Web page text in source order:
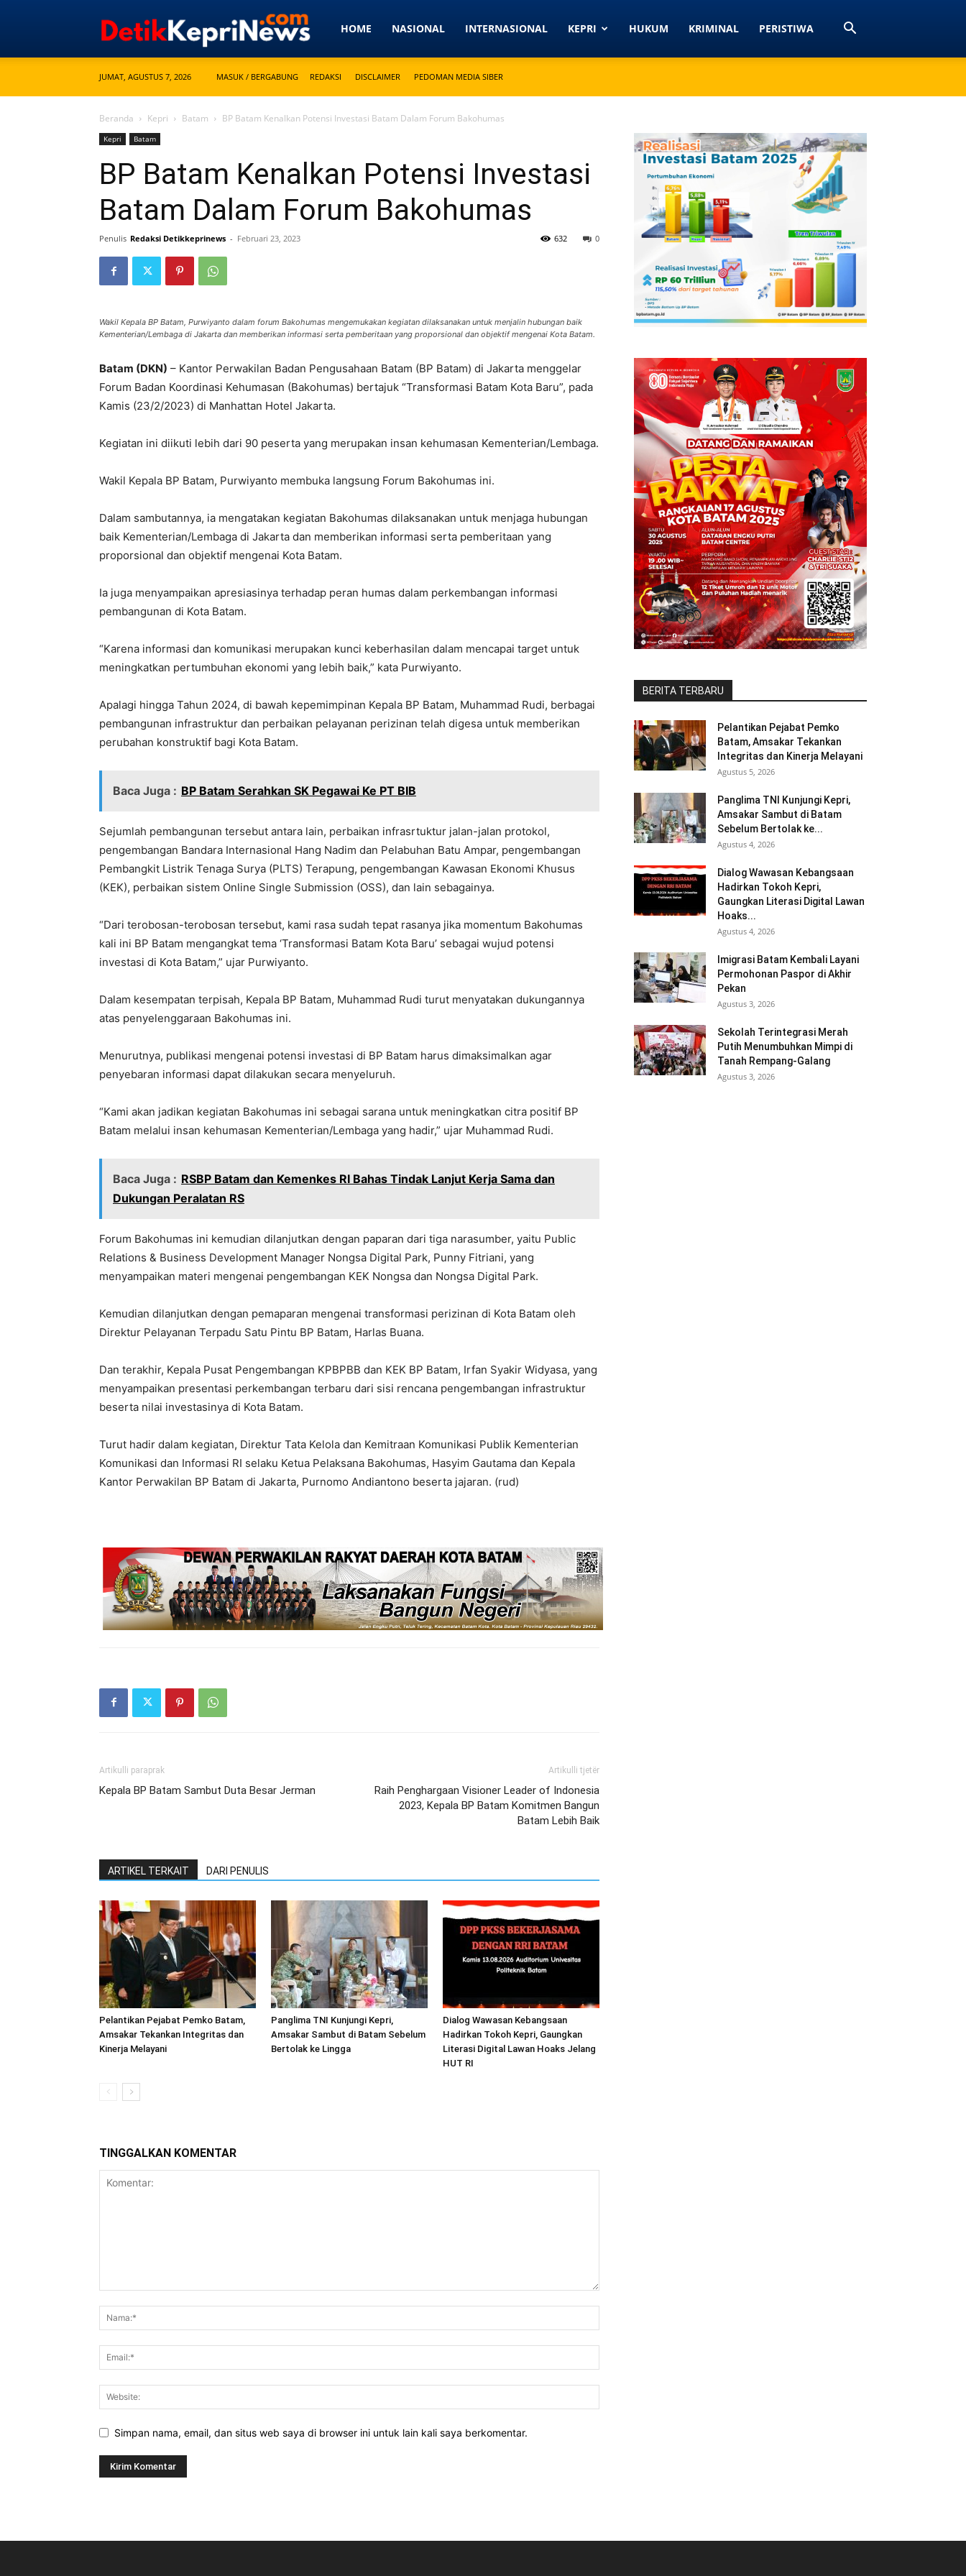
Detikkeprinews.com
HOME NASIONAL INTERNASIONAL KEPRI HUKUM KRIMINAL PERISTIWA
JUMAT, AGUSTUS 7, 2026 MASUK / BERGABUNG REDAKSI DISCLAIMER PEDOMAN MEDIA SIBER
Beranda Kepri Batam BP Batam Kenalkan Potensi Investasi Batam Dalam Forum Bakohumas
Kepri Batam
BP Batam Kenalkan Potensi Investasi
Batam Dalam Forum Bakohumas
Penulis Redaksi Detikkeprinews - Februari 23, 2023 0
632
Wakil Kepala BP Batam, Purwiyanto dalam forum Bakohumas mengemukakan kegiatan dilaksanakan untuk menjalin hubungan baik
Kementerian/Lembaga di Jakarta dan memberikan informasi serta pemberitaan yang proporsional dan objektif mengenai Kota Batam.
Batam (DKN) – Kantor Perwakilan Badan Pengusahaan Batam (BP Batam) di Jakarta menggelar
Forum Badan Koordinasi Kehumasan (Bakohumas) bertajuk “Transformasi Batam Kota Baru”, pada
Kamis (23/2/2023) di Manhattan Hotel Jakarta.
Kegiatan ini diikuti lebih dari 90 peserta yang merupakan insan kehumasan Kementerian/Lembaga.
Wakil Kepala BP Batam, Purwiyanto membuka langsung Forum Bakohumas ini.
Dalam sambutannya, ia mengatakan kegiatan Bakohumas dilaksanakan untuk menjaga hubungan
baik Kementerian/Lembaga di Jakarta dan memberikan informasi serta pemberitaan yang
proporsional dan objektif mengenai Kota Batam.
Ia juga menyampaikan apresiasinya terhadap peran humas dalam perkembangan informasi
pembangunan di Kota Batam.
“Karena informasi dan komunikasi merupakan kunci keberhasilan dalam mencapai target untuk
meningkatkan pertumbuhan ekonomi yang lebih baik,” kata Purwiyanto.
Apalagi hingga Tahun 2024, di bawah kepemimpinan Kepala BP Batam, Muhammad Rudi, berbagai
pembangunan infrastruktur dan perbaikan pelayanan perizinan telah digesa untuk memberikan
perubahan konstruktif bagi Kota Batam.
Baca Juga : BP Batam Serahkan SK Pegawai Ke PT BIB
Sejumlah pembangunan tersebut antara lain, perbaikan infrasrtuktur jalan-jalan protokol,
pengembangan Bandara Internasional Hang Nadim dan Pelabuhan Batu Ampar, pengembangan
Pembangkit Listrik Tenaga Surya (PLTS) Terapung, pengembangan Kawasan Ekonomi Khusus
(KEK), perbaikan sistem Online Single Submission (OSS), dan lain sebagainya.
“Dari terobosan-terobosan tersebut, kami rasa sudah tepat rasanya jika momentum Bakohumas
kali ini BP Batam mengangkat tema ‘Transformasi Batam Kota Baru’ sebagai wujud potensi
investasi di Kota Batam,” ujar Purwiyanto.
Dalam kesempatan terpisah, Kepala BP Batam, Muhammad Rudi turut menyatakan dukungannya
atas penyelenggaraan Bakohumas ini.
Menurutnya, publikasi mengenai potensi investasi di BP Batam harus dimaksimalkan agar
penyebaran informasi dapat dilakukan secara menyeluruh.
“Kami akan jadikan kegiatan Bakohumas ini sebagai sarana untuk meningkatkan citra positif BP
Batam melalui insan kehumasan Kementerian/Lembaga yang hadir,” ujar Muhammad Rudi.
Baca Juga : RSBP Batam dan Kemenkes RI Bahas Tindak Lanjut Kerja Sama dan
Dukungan Peralatan RS
Forum Bakohumas ini kemudian dilanjutkan dengan paparan dari tiga narasumber, yaitu Public
Relations & Business Development Manager Nongsa Digital Park, Punny Fitriani, yang
menyampaikan materi mengenai pengembangan KEK Nongsa dan Nongsa Digital Park.
Kemudian dilanjutkan dengan pemaparan mengenai transformasi perizinan di Kota Batam oleh
Direktur Pelayanan Terpadu Satu Pintu BP Batam, Harlas Buana.
Dan terakhir, Kepala Pusat Pengembangan KPBPBB dan KEK BP Batam, Irfan Syakir Widyasa, yang
menyampaikan presentasi perkembangan terbaru dari sisi rencana pengembangan infrastruktur
beserta nilai investasinya di Kota Batam.
Turut hadir dalam kegiatan, Direktur Tata Kelola dan Kemitraan Komunikasi Publik Kementerian
Komunikasi dan Informasi RI selaku Ketua Pelaksana Bakohumas, Hasyim Gautama dan Kepala
Kantor Perwakilan BP Batam di Jakarta, Purnomo Andiantono beserta jajaran. (rud)
Artikulli paraprak
Kepala BP Batam Sambut Duta Besar Jerman
Artikulli tjetër
Raih Penghargaan Visioner Leader of Indonesia
2023, Kepala BP Batam Komitmen Bangun
Batam Lebih Baik
ARTIKEL TERKAIT DARI PENULIS
Pelantikan Pejabat Pemko Batam,
Amsakar Tekankan Integritas dan
Kinerja Melayani
Panglima TNI Kunjungi Kepri,
Amsakar Sambut di Batam Sebelum
Bertolak ke Lingga
Dialog Wawasan Kebangsaan
Hadirkan Tokoh Kepri, Gaungkan
Literasi Digital Lawan Hoaks Jelang
HUT RI
TINGGALKAN KOMENTAR
Simpan nama, email, dan situs web saya di browser ini untuk lain kali saya berkomentar.
BERITA TERBARU
Pelantikan Pejabat Pemko
Batam, Amsakar Tekankan
Integritas dan Kinerja Melayani
Agustus 5, 2026
Panglima TNI Kunjungi Kepri,
Amsakar Sambut di Batam
Sebelum Bertolak ke...
Agustus 4, 2026
Dialog Wawasan Kebangsaan
Hadirkan Tokoh Kepri,
Gaungkan Literasi Digital Lawan
Hoaks...
Agustus 4, 2026
Imigrasi Batam Kembali Layani
Permohonan Paspor di Akhir
Pekan
Agustus 3, 2026
Sekolah Terintegrasi Merah
Putih Menumbuhkan Mimpi di
Tanah Rempang-Galang
Agustus 3, 2026